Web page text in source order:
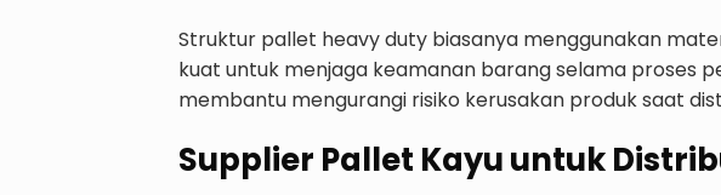
Struktur pallet heavy duty biasanya menggunakan
kuat untuk menjaga keamanan barang selama proses
membantu mengurangi risiko kerusakan produk saat
Supplier Pallet Kayu untuk